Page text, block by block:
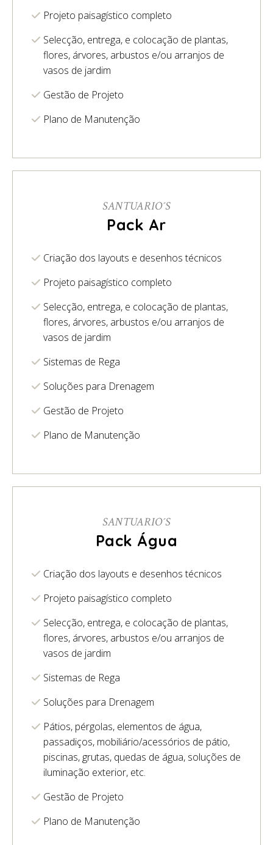
Projeto paisagístico completo
Selecção, entrega, e colocação de plantas,
flores, árvores, arbustos e/ou arranjos de
vasos de jardim
Gestão de Projeto
Plano de Manutenção
SANTUARIO´S
Pack Ar
Criação dos layouts e desenhos técnicos
Projeto paisagístico completo
Selecção, entrega, e colocação de plantas,
flores, árvores, arbustos e/ou arranjos de
vasos de jardim
Sistemas de Rega
Soluções para Drenagem
Gestão de Projeto
Plano de Manutenção
SANTUARIO´S
Pack Água
Criação dos layouts e desenhos técnicos
Projeto paisagístico completo
Selecção, entrega, e colocação de plantas,
flores, árvores, arbustos e/ou arranjos de
vasos de jardim
Sistemas de Rega
Soluções para Drenagem
Pátios, pérgolas, elementos de água,
passadiços, mobiliário/acessórios de pátio,
piscinas, grutas, quedas de água, soluções de
iluminação exterior, etc.
Gestão de Projeto
Plano de Manutenção